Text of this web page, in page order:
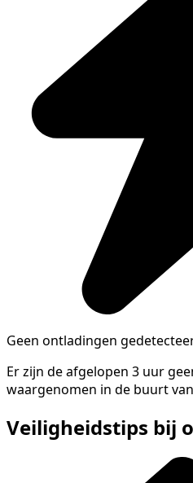
Geen ontladingen
Er zijn de afgelopen 3 uur
waargenomen in de buurt
Veiligheidstips bij